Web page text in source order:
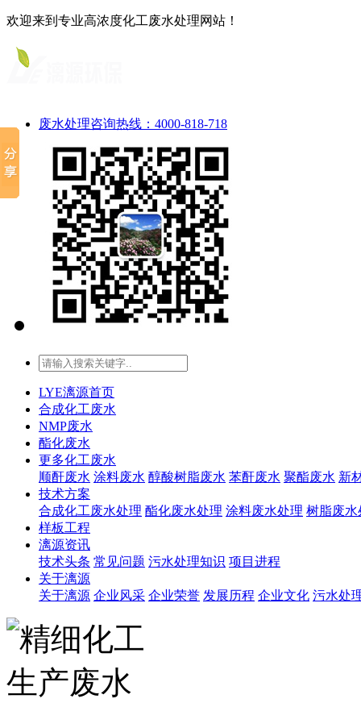
欢迎来到专业高浓度化工废水处理网站！
废水处理咨询热线：4000-818-718
LYE漓源首页
合成化工废水
NMP废水
酯化废水
更多化工废水
顺酐废水 涂料废水 醇酸树脂废水 苯酐废水 聚酯废水 新
技术方案
合成化工废水处理 酯化废水处理 涂料废水处理 树脂废水
样板工程
漓源资讯
技术头条 常见问题 污水处理知识 项目进程
关于漓源
关于漓源 企业风采 企业荣誉 发展历程 企业文化 污水处